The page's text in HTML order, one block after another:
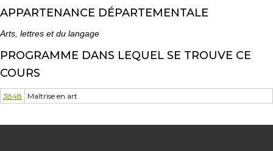
APPARTENANCE DÉPARTEMENTALE
Arts, lettres et du langage
PROGRAMME DANS LEQUEL SE TROUVE CE
COURS
3848 Maîtrise en art